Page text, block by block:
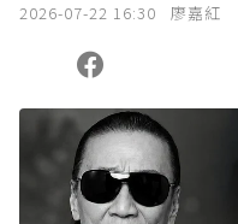
2026-07-22 16:30 廖嘉紅